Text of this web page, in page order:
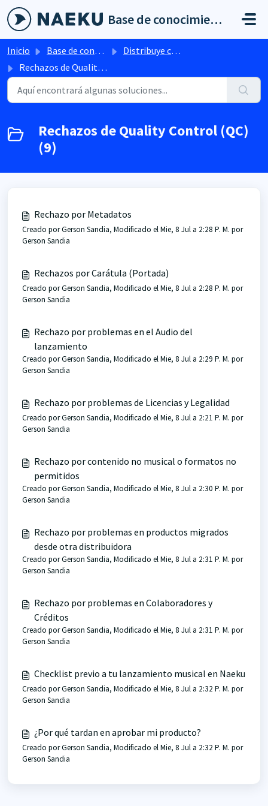
Saltar al contenido principal
Base de conocimientos
Inicio Base de conocimientos
Distribuye con Naeku
Rechazos de Quality Control (QC)
Rechazos de Quality Control (QC)
(9)
Rechazo por Metadatos
Creado por Gerson Sandia, Modificado el Mie, 8 Jul a 2:28 P. M. por
Gerson Sandia
Rechazos por Carátula (Portada)
Creado por Gerson Sandia, Modificado el Mie, 8 Jul a 2:28 P. M. por
Gerson Sandia
Rechazo por problemas en el Audio del
lanzamiento
Creado por Gerson Sandia, Modificado el Mie, 8 Jul a 2:29 P. M. por
Gerson Sandia
Rechazo por problemas de Licencias y Legalidad
Creado por Gerson Sandia, Modificado el Mie, 8 Jul a 2:21 P. M. por
Gerson Sandia
Rechazo por contenido no musical o formatos no
permitidos
Creado por Gerson Sandia, Modificado el Mie, 8 Jul a 2:30 P. M. por
Gerson Sandia
Rechazo por problemas en productos migrados
desde otra distribuidora
Creado por Gerson Sandia, Modificado el Mie, 8 Jul a 2:31 P. M. por
Gerson Sandia
Rechazo por problemas en Colaboradores y
Créditos
Creado por Gerson Sandia, Modificado el Mie, 8 Jul a 2:31 P. M. por
Gerson Sandia
Checklist previo a tu lanzamiento musical en Naeku
Creado por Gerson Sandia, Modificado el Mie, 8 Jul a 2:32 P. M. por
Gerson Sandia
¿Por qué tardan en aprobar mi producto?
Creado por Gerson Sandia, Modificado el Mie, 8 Jul a 2:32 P. M. por
Gerson Sandia